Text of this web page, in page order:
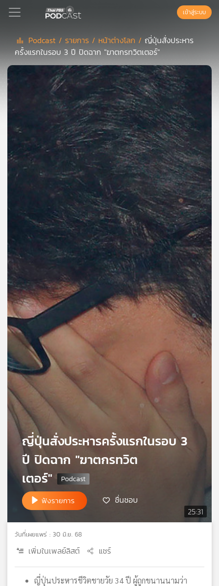
Podcast
ย์
ลิ
แนะนำ
เพล
ของ
เพลง
บทความ
ข่าว
และ
กิจกรรม
เกี่ยว
กับ
เรา
เครือ
แผนที่
เข้าสู่ระบบ
Podcast / รายการ / หน้าต่างโลก / ญี่ปุ่นสั่งประหาร
ครั้งแรกในรอบ 3 ปี ปิดฉาก "ฆาตกรทวิตเตอร์"
25:31
ญี่ปุ่นสั่งประหารครั้งแรกในรอบ 3
ปี ปิดฉาก "ฆาตกรทวิต
เตอร์"
ฟังรายการ ชื่นชอบ
วันที่เผยแพร่ : 30 มิ.ย. 68
เพิ่มในเพลย์ลิสต์ แชร์
ญี่ปุ่นประหารชีวิตชายวัย 34 ปี ผู้ถูกขนานนามว่า